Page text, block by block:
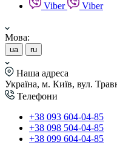
Viber
Viber
Мова:
ua ru
Наша адреса
Україна, м. Київ, вул.
Телефони
+38 093 604-04-85
+38 098 504-04-85
+38 099 604-04-85